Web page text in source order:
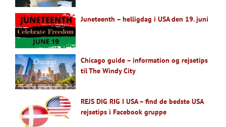
Juneteenth – helligdag i USA den 19. juni
Chicago guide – information og rejsetips
til The Windy City
REJS DIG RIG I USA – find de bedste USA
rejsetips i Facebook gruppe